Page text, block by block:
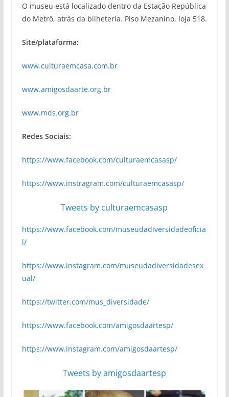
O museu está localizado dentro da Estação República
do Metrô, atrás da bilheteria. Piso Mezanino, loja 518.
Site/plataforma:
www.culturaemcasa.com.br
www.amigosdaarte.org.br
www.mds.org.br
Redes Sociais:
https://www.facebook.com/culturaemcasasp/
https://www.instragram.com/culturaemcasasp/
Tweets by culturaemcasasp
https://www.facebook.com/museudadiversidadeoficia
l/
https://www.instagram.com/museudadiversidadesex
ual/
https://twitter.com/mus_diversidade/
https://www.facebook.com/amigosdaartesp/
https://www.instagram.com/amigosdaartesp/
Tweets by amigosdaartesp